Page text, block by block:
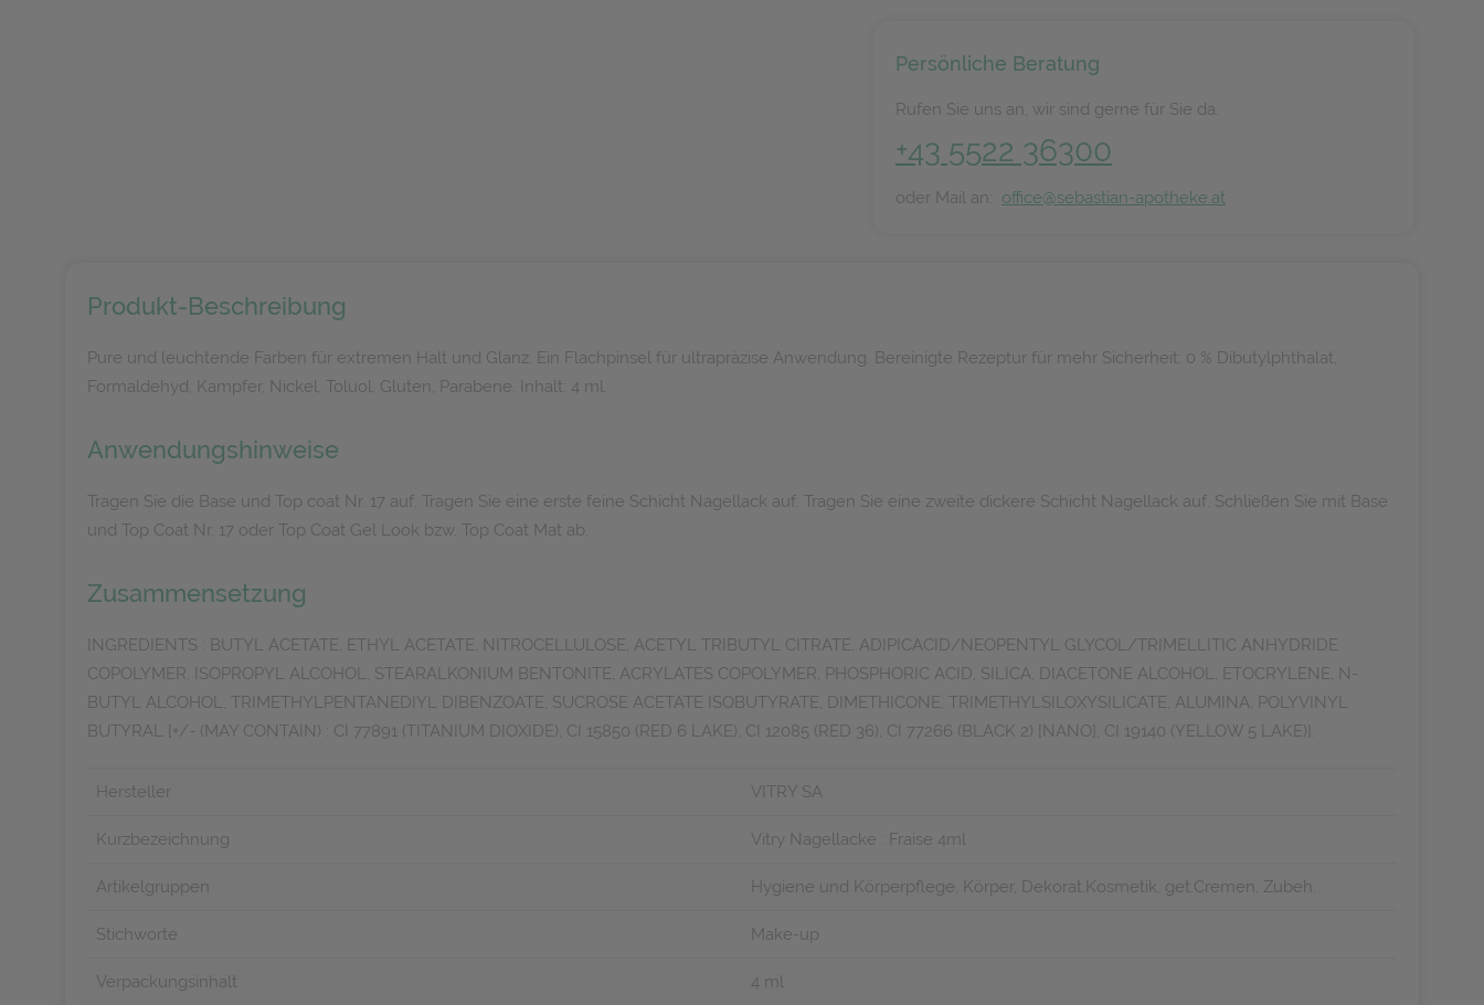
Persönliche Beratung
Rufen Sie uns an, wir sind gerne für Sie da.
+43 5522 36300
oder Mail an: office@sebastian-apotheke.at
Produkt-Beschreibung
Pure und leuchtende Farben für extremen Halt und Glanz. Ein Flachpinsel für ultrapräzise Anwendung. Bereinigte Rezeptur für mehr Sicherheit: 0 % Dibutylphthalat,
Formaldehyd, Kampfer, Nickel, Toluol, Gluten, Parabene. Inhalt: 4 ml.
Anwendungshinweise
Tragen Sie die Base und Top coat Nr. 17 auf. Tragen Sie eine erste feine Schicht Nagellack auf. Tragen Sie eine zweite dickere Schicht Nagellack auf. Schließen Sie mit Base
und Top Coat Nr. 17 oder Top Coat Gel Look bzw. Top Coat Mat ab.
Zusammensetzung
INGREDIENTS : BUTYL ACETATE, ETHYL ACETATE, NITROCELLULOSE, ACETYL TRIBUTYL CITRATE, ADIPICACID/NEOPENTYL GLYCOL/TRIMELLITIC ANHYDRIDE
COPOLYMER, ISOPROPYL ALCOHOL, STEARALKONIUM BENTONITE, ACRYLATES COPOLYMER, PHOSPHORIC ACID, SILICA, DIACETONE ALCOHOL, ETOCRYLENE, N-
BUTYL ALCOHOL, TRIMETHYLPENTANEDIYL DIBENZOATE, SUCROSE ACETATE ISOBUTYRATE, DIMETHICONE, TRIMETHYLSILOXYSILICATE, ALUMINA, POLYVINYL
BUTYRAL [+/- (MAY CONTAIN) : CI 77891 (TITANIUM DIOXIDE), CI 15850 (RED 6 LAKE), CI 12085 (RED 36), CI 77266 (BLACK 2) [NANO], CI 19140 (YELLOW 5 LAKE)].
Hersteller VITRY SA
Kurzbezeichnung Vitry Nagellacke : Fraise 4ml
Artikelgruppen Hygiene und Körperpflege, Körper, Dekorat.Kosmetik, get.Cremen, Zubeh.
Stichworte Make-up
Verpackungsinhalt 4 ml